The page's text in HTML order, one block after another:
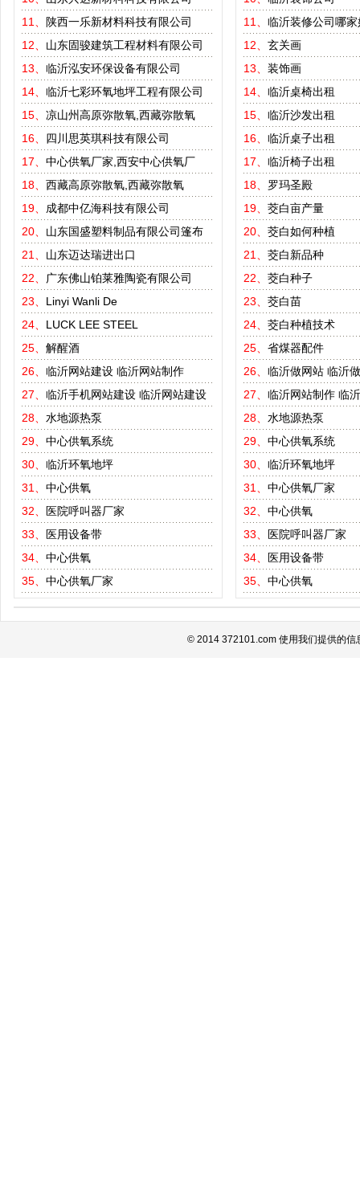
11、
陕西一乐新材料科技有限公司
12、 山东固骏建筑工程材料有限公司
13、 临沂泓安环保设备有限公司
14、 临沂七彩环氧地坪工程有限公司
15、 凉山州高原弥散氧,西藏弥散氧
16、 四川思英琪科技有限公司
17、 中心供氧厂家,西安中心供氧厂
18、 西藏高原弥散氧,西藏弥散氧
19、 成都中亿海科技有限公司
20、 山东国盛塑料制品有限公司篷布
21、 山东迈达瑞进出口
22、
广东佛山铂莱雅陶瓷有限公司
23、 Linyi Wanli De
24、 LUCK LEE STEEL
25、 解醒酒
26、 临沂网站建设 临沂网站制作
27、 临沂手机网站建设 临沂网站建设
28、 水地源热泵
29、 中心供氧系统
30、 临沂环氧地坪
31、 中心供氧
32、
医院呼叫器厂家
33、
医用设备带
34、 中心供氧
35、 中心供氧厂家
11、 临沂装修公司哪家
12、 玄关画
13、 装饰画
14、 临沂桌椅出租
15、 临沂沙发出租
16、 临沂桌子出租
17、 临沂椅子出租
18、 罗玛圣殿
19、 茭白亩产量
20、 茭白如何种植
21、 茭白新品种
22、 茭白种子
23、 茭白苗
24、 茭白种植技术
25、 省煤器配件
26、 临沂做网站 临沂
27、 临沂网站制作 临
28、 水地源热泵
29、 中心供氧系统
30、 临沂环氧地坪
31、 中心供氧厂家
32、 中心供氧
33、
医院呼叫器厂家
34、
医用设备带
35、 中心供氧
© 2014 372101.com 使用我们提供的信